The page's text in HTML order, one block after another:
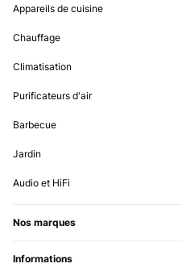
Appareils de cuisine
Chauffage
Climatisation
Purificateurs d'air
Barbecue
Jardin
Audio et HiFi
Nos marques
Informations